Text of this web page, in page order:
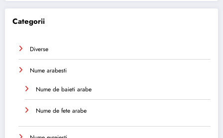
Categorii
Diverse
Nume arabesti
Nume de baieti arabe
Nume de fete arabe